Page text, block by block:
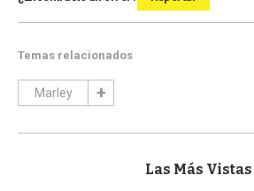
Temas relacionados
Marley
Las Más Vistas